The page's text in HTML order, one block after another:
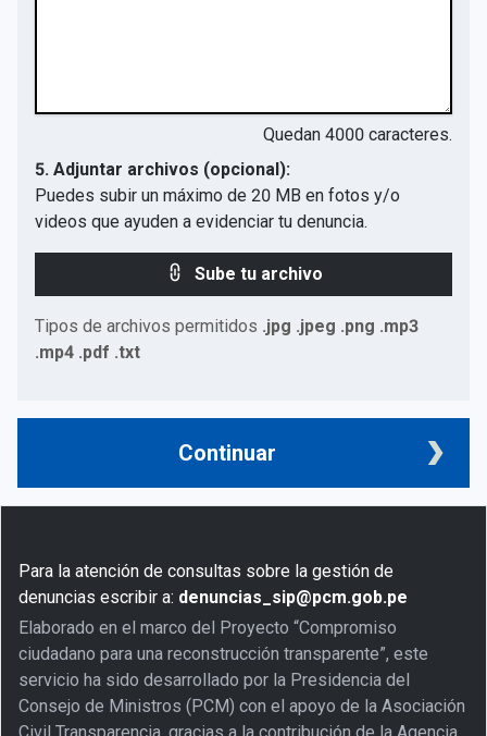
Quedan 4000 caracteres.
5. Adjuntar archivos (opcional):
Puedes subir un máximo de 20 MB en fotos y/o
videos que ayuden a evidenciar tu denuncia.
Sube tu archivo
Tipos de archivos permitidos .jpg .jpeg .png .mp3
.mp4 .pdf .txt
Continuar
Para la atención de consultas sobre la gestión de
denuncias escribir a: denuncias_sip@pcm.gob.pe
Elaborado en el marco del Proyecto “Compromiso
ciudadano para una reconstrucción transparente”, este
servicio ha sido desarrollado por la Presidencia del
Consejo de Ministros (PCM) con el apoyo de la Asociación